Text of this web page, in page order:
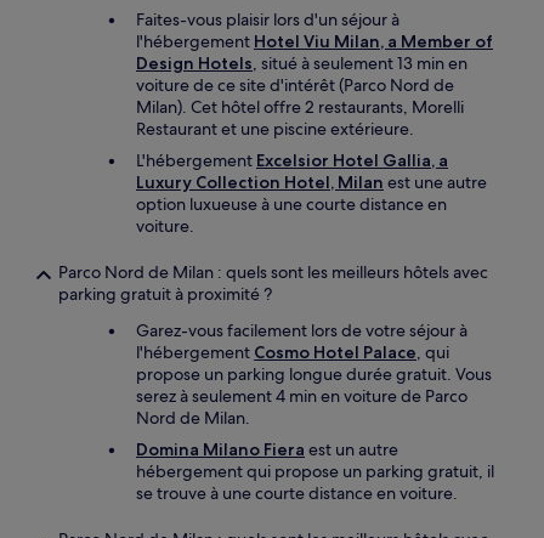
Faites-vous plaisir lors d'un séjour à
l'hébergement Hotel Viu Milan, a Member of
Design Hotels, situé à seulement 13 min en
voiture de ce site d'intérêt (Parco Nord de
Milan). Cet hôtel offre 2 restaurants, Morelli
Restaurant et une piscine extérieure.
L'hébergement Excelsior Hotel Gallia, a
Luxury Collection Hotel, Milan est une autre
option luxueuse à une courte distance en
voiture.
Parco Nord de Milan : quels sont les meilleurs hôtels avec
parking gratuit à proximité ?
Garez-vous facilement lors de votre séjour à
l'hébergement Cosmo Hotel Palace, qui
propose un parking longue durée gratuit. Vous
serez à seulement 4 min en voiture de Parco
Nord de Milan.
Domina Milano Fiera est un autre
hébergement qui propose un parking gratuit, il
se trouve à une courte distance en voiture.